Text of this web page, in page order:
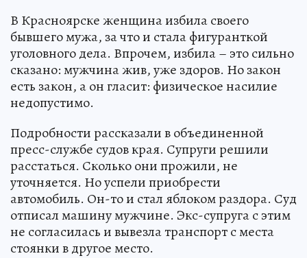
В Красноярске женщина избила своего
бывшего мужа, за что и стала фигуранткой
уголовного дела. Впрочем, избила – это сильно
сказано: мужчина жив, уже здоров. Но закон
есть закон, а он гласит: физическое насилие
недопустимо.
Подробности рассказали в объединенной
пресс-службе судов края. Супруги решили
расстаться. Сколько они прожили, не
уточняется. Но успели приобрести
автомобиль. Он-то и стал яблоком раздора. Суд
отписал машину мужчине. Экс-супруга с этим
не согласилась и вывезла транспорт с места
стоянки в другое место.